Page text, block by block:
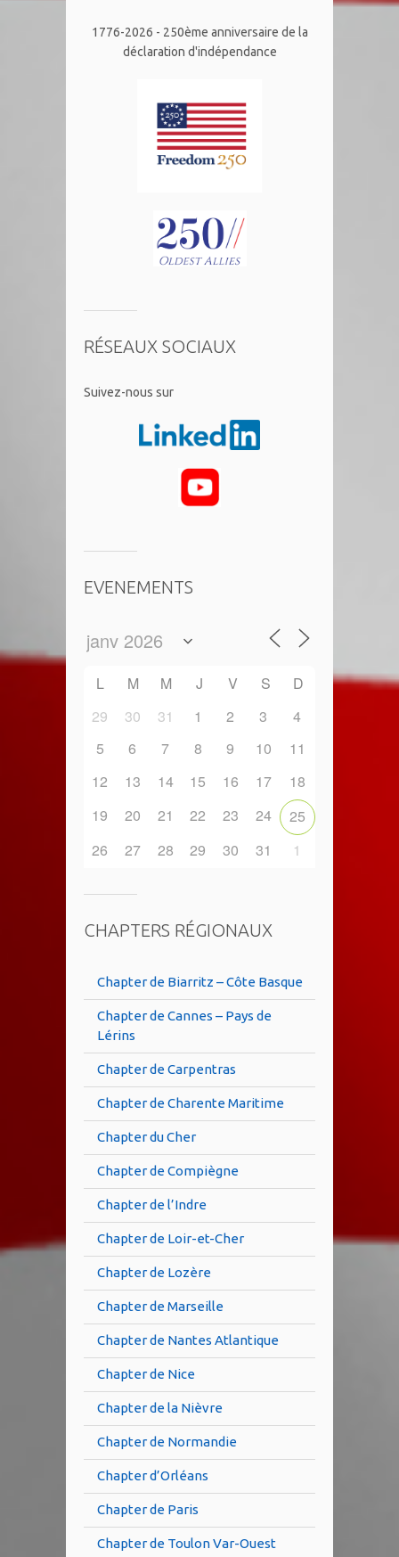
1776-2026 - 250ème anniversaire de la
déclaration d'indépendance
RÉSEAUX SOCIAUX
​Suivez-nous sur
EVENEMENTS
L M M J V S
D
29
30 31 1 2 3
4
5
6 7 8 9 10
11
12
13 14 15 16 17
18
19
20 21 22 23 24
25
26
27 28 29 30 31 1
CHAPTERS RÉGIONAUX
Chapter de Biarritz – Côte Basque
Chapter de Cannes – Pays de
Lérins
Chapter de Carpentras
Chapter de Charente Maritime
Chapter du Cher
Chapter de Compiègne
Chapter de l’Indre
Chapter de Loir-et-Cher
Chapter de Lozère
Chapter de Marseille
Chapter de Nantes Atlantique
Chapter de Nice
Chapter de la Nièvre
Chapter de Normandie
Chapter d’Orléans
Chapter de Paris
Chapter de Toulon Var-Ouest